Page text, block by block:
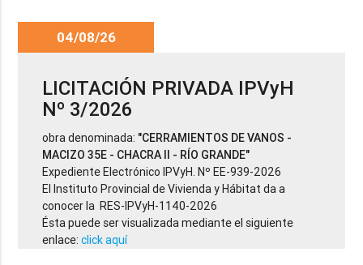
04/08/26
LICITACIÓN PRIVADA IPVyH
Nº 3/2026
obra denominada: "CERRAMIENTOS DE VANOS -
MACIZO 35E - CHACRA II - RÍO GRANDE"
Expediente Electrónico IPVyH. Nº EE-939-2026
El Instituto Provincial de Vivienda y Hábitat da a
conocer la RES-IPVyH-1140-2026
Ésta puede ser visualizada mediante el siguiente
enlace:click aquí